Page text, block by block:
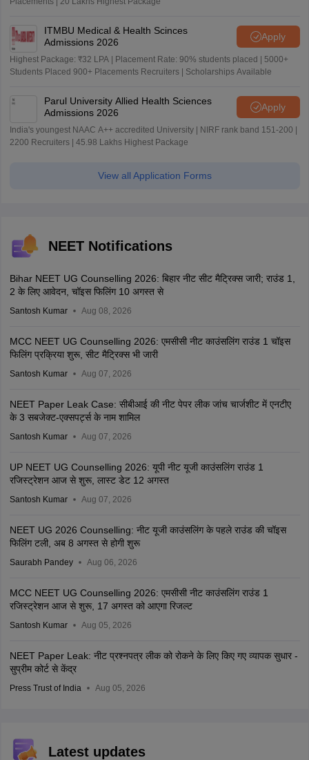
ITMBU Medical & Health Scinces
Admissions 2026
Apply
Highest Package: ₹32 LPA | Placement Rate: 90% students placed | 5000+
Students Placed 900+ Placements Recruiters | Scholarships Available
Parul University Allied Health Sciences
Admissions 2026
Apply
India's youngest NAAC A++ accredited University | NIRF rank band 151-200 |
2200 Recruiters | 45.98 Lakhs Highest Package
View all Application Forms
NEET Notifications
Bihar NEET UG Counselling 2026: बिहार नीट सीट मैट्रिक्स जारी; राउंड 1,
2 के लिए आवेदन, चॉइस फिलिंग 10 अगस्त से
Santosh Kumar Aug 08, 2026
MCC NEET UG Counselling 2026: एमसीसी नीट काउंसलिंग राउंड 1 चॉइस
फिलिंग प्रक्रिया शुरू, सीट मैट्रिक्स भी जारी
Santosh Kumar Aug 07, 2026
NEET Paper Leak Case: सीबीआई की नीट पेपर लीक जांच चार्जशीट में एनटीए
के 3 सबजेक्ट-एक्सपर्ट्स के नाम शामिल
Santosh Kumar Aug 07, 2026
UP NEET UG Counselling 2026: यूपी नीट यूजी काउंसलिंग राउंड 1
रजिस्ट्रेशन आज से शुरू, लास्ट डेट 12 अगस्त
Santosh Kumar Aug 07, 2026
NEET UG 2026 Counselling: नीट यूजी काउंसलिंग के पहले राउंड की चॉइस
फिलिंग टली, अब 8 अगस्त से होगी शुरू
Saurabh Pandey Aug 06, 2026
MCC NEET UG Counselling 2026: एमसीसी नीट काउंसलिंग राउंड 1
रजिस्ट्रेशन आज से शुरू, 17 अगस्त को आएगा रिजल्ट
Santosh Kumar Aug 05, 2026
NEET Paper Leak: नीट प्रश्नपत्र लीक को रोकने के लिए किए गए व्यापक सुधार -
सुप्रीम कोर्ट से केंद्र
Press Trust of India Aug 05, 2026
Latest updates